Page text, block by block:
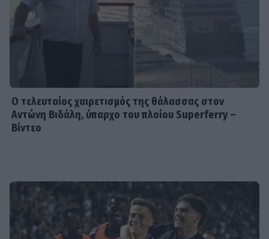
αλήθεια
Θεσσαλονίκη
SHOWBIZ
Ο τελευταίος χαιρετισμός της θάλασσας στον
Αντώνη Βιδάλη, ύπαρχο του πλοίου Superferry –
Βίντεο